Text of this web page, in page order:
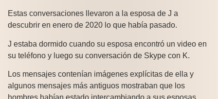
Estas conversaciones llevaron a la esposa de J a
descubrir en enero de 2020 lo que había pasado.
J estaba dormido cuando su esposa encontró un video en
su teléfono y luego su conversación de Skype con K.
Los mensajes contenían imágenes explícitas de ella y
algunos mensajes más antiguos mostraban que los